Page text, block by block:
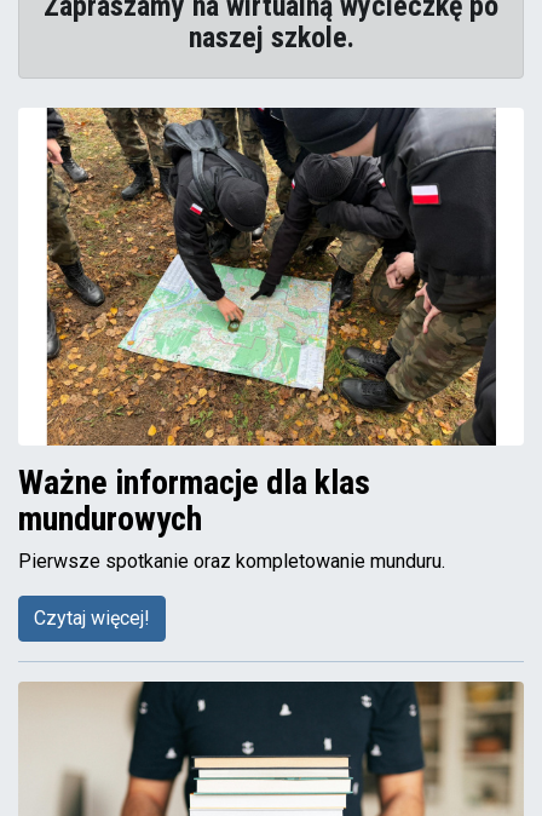
naszej szkole.
Ważne informacje dla klas
mundurowych
Pierwsze spotkanie oraz kompletowanie munduru.
Czytaj więcej!